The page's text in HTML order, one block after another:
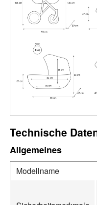
Technische
Allgemeines
Modellname